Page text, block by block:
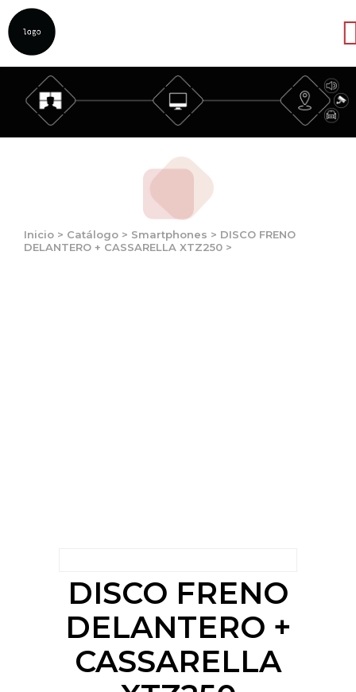
Inicio > Catálogo > Smartphones > DISCO FRENO
DELANTERO + CASSARELLA XTZ250 >
DISCO FRENO
DELANTERO +
CASSARELLA